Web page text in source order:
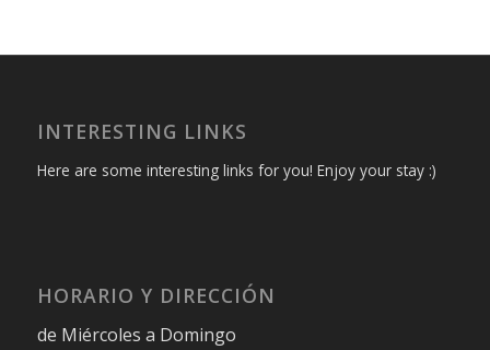
INTERESTING LINKS
Here are some interesting links for you! Enjoy your stay :)
HORARIO Y DIRECCIÓN
de Miércoles a Domingo